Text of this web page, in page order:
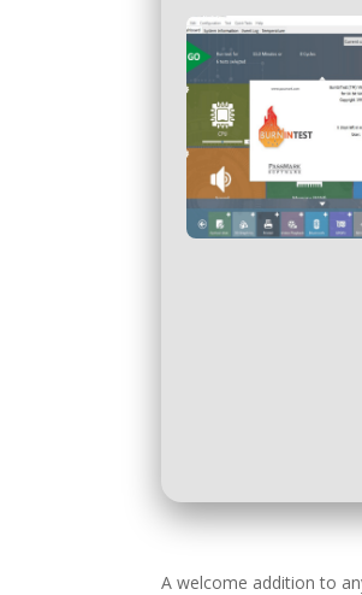
A welcome addition to